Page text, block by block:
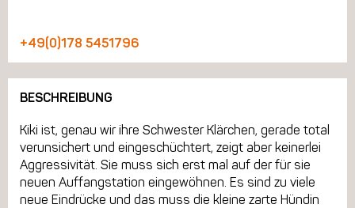
+49(0)178 5451796
BESCHREIBUNG
Kiki ist, genau wir ihre Schwester Klärchen, gerade total
verunsichert und eingeschüchtert, zeigt aber keinerlei
Aggressivität. Sie muss sich erst mal auf der für sie
neuen Auffangstation eingewöhnen. Es sind zu viele
neue Eindrücke und das muss die kleine zarte Hündin